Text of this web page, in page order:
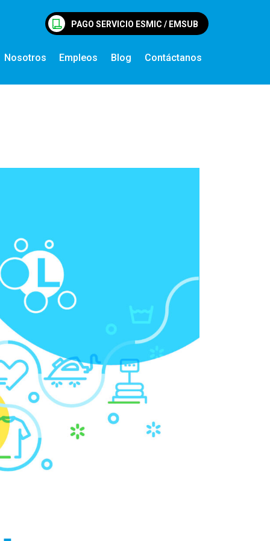
Nosotros Empleos Blog Contáctanos
PAGO SERVICIO ESMIC / EMSUB